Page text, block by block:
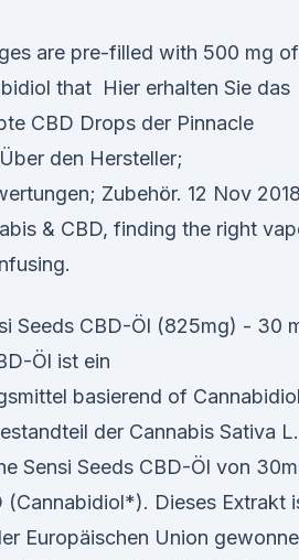
are pre-filled with 500 mg of
that Hier erhalten Sie das
CBD Drops der Pinnacle
den Hersteller;
Zubehör. 12 Nov
& CBD, finding the right
Seeds CBD-Öl (825mg) - 30
Öl ist ein
basierend of
der Cannabis Sativa L.
Sensi Seeds CBD-Öl von
(Cannabidiol*). Dieses Extrakt
Europäischen Union